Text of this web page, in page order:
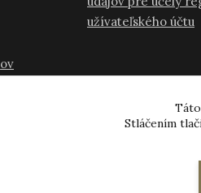
užívateľského účtu
Stláčením